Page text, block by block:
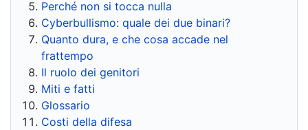
Perché non si tocca nulla
Cyberbullismo: quale dei due binari?
Quanto dura, e che cosa accade nel
frattempo
Il ruolo dei genitori
Miti e fatti
Glossario
Costi della difesa